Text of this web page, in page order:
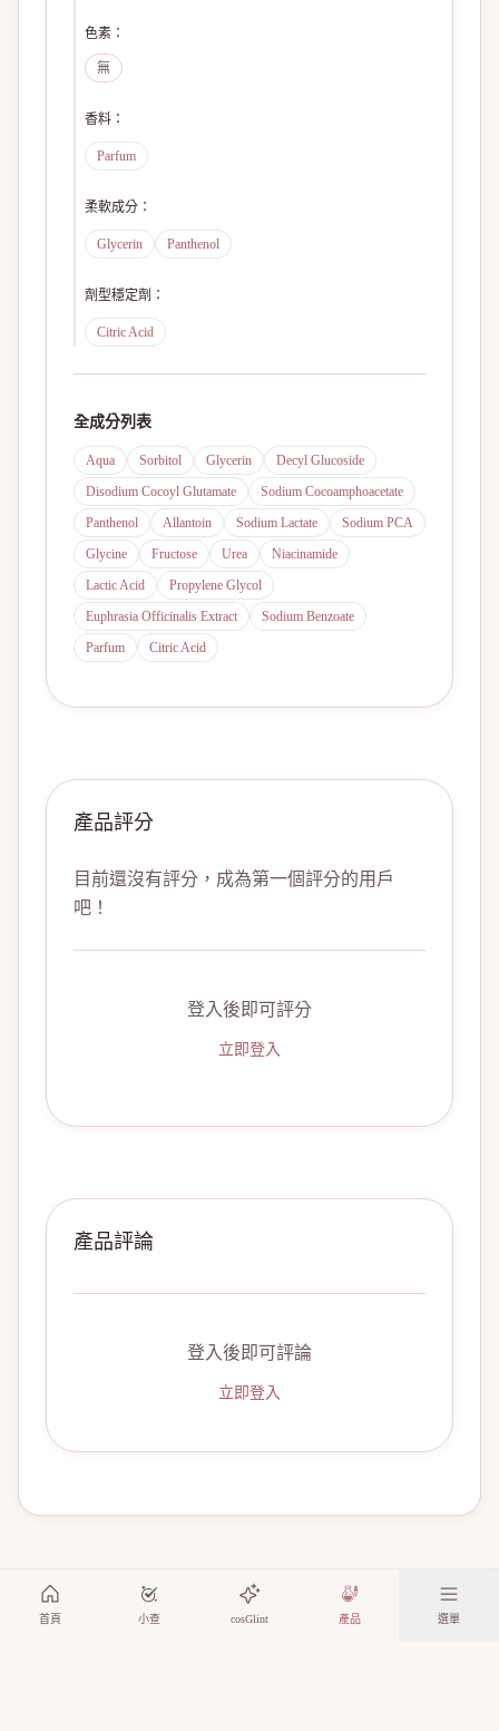
色素 ：
無
香料 ：
Parfum
柔軟成分 ：
Glycerin Panthenol
劑型穩定劑 ：
Citric Acid
全成分列表
Aqua Sorbitol Glycerin
Decyl Glucoside
Disodium Cocoyl Glutamate
Sodium Cocoamphoacetate
Panthenol
Allantoin Sodium Lactate
Sodium PCA
Glycine
Fructose Urea
Niacinamide
Lactic Acid
Propylene Glycol
Euphrasia Officinalis Extract
Sodium Benzoate
Parfum
Citric Acid
產品評分
目前還沒有評分，成為第一個評分的用戶
吧！
登入後即可評分
立即登入
產品評論
登入後即可評論
立即登入
首頁 小查 cosGlint 產品 選單